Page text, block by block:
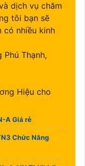
dịch vụ chăm
tôi bạn sẽ
có nhiều kinh
Phú Thạnh,
Hiệu cho
A Giá rẻ
Chức Năng